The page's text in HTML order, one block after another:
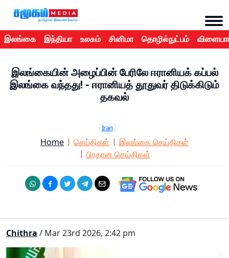
இலங்கை இந்தியா உலகம் சினிமா தொழில்நுட்பம்
இலங்கையின் அழைப்பின் பேரிலே ஈரானியக் கப்பல்
இலங்கை வந்தது! - ஈரானியத் தூதுவர் திடுக்கிடும்
தகவல்
Iran
Home செய்திகள்
இலங்கை செய்திகள்
பிரதான செய்திகள்
Chithra / Mar 23rd 2026, 2:42 pm